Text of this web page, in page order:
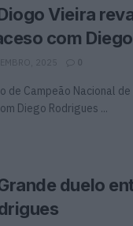
Vieira
com
2025 0
Campeão Nacional de
Diego Rodrigues ...
duelo